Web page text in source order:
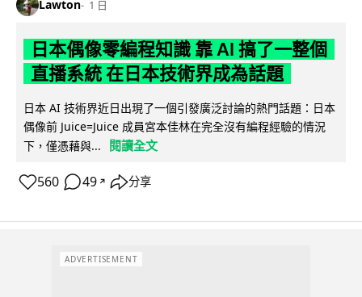
Lawton 1 日
日本偶像零編程知識 靠 AI 搞了一整個
直播系統 在日本技術界成為話題
日本 AI 技術界近日出現了一個引發廣泛討論的熱門話題：日本
偶像前 Juice=Juice 成員宮本佳林在完全沒有編程經驗的情況
下，僅憑藉與...
閱讀全文
560 49 ↗ 分享
ADVERTISEMENT